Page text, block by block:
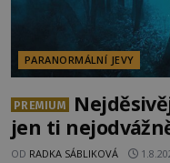
PARANORMÁLNÍ JEVY
PREMIUM
jen ti
OD RADKA SÁBLIKOVÁ